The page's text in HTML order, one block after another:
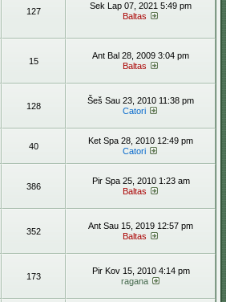
127
Sek Lap 07, 2021 5:49 pm
Baltas
15
Ant Bal 28, 2009 3:04 pm
Baltas
128
Šeš Sau 23, 2010 11:38 pm
Catori
40
Ket Spa 28, 2010 12:49 pm
Catori
386
Pir Spa 25, 2010 1:23 am
Baltas
352
Ant Sau 15, 2019 12:57 pm
Baltas
173
Pir Kov 15, 2010 4:14 pm
ragana